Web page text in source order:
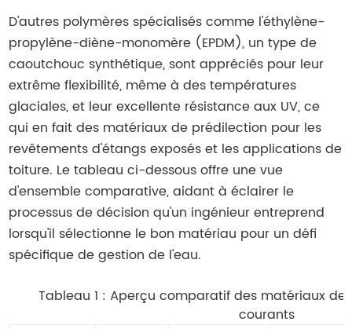
D'autres polymères spécialisés comme l'éthylène-
propylène-diène-monomère (EPDM), un type de
caoutchouc synthétique, sont appréciés pour leur
extrême flexibilité, même à des températures
glaciales, et leur excellente résistance aux UV, ce
qui en fait des matériaux de prédilection pour les
revêtements d'étangs exposés et les applications de
toiture. Le tableau ci-dessous offre une vue
d'ensemble comparative, aidant à éclairer le
processus de décision qu'un ingénieur entreprend
lorsqu'il sélectionne le bon matériau pour un défi
spécifique de gestion de l'eau.
Tableau 1 : Aperçu comparatif des matériaux
courants